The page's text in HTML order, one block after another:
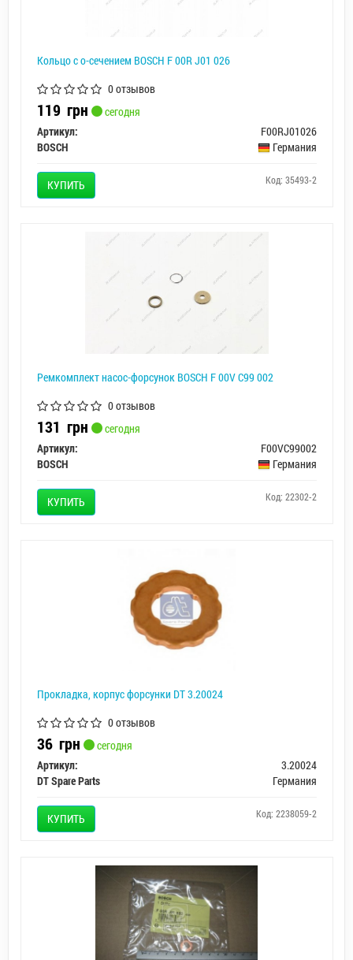
Кольцо с о-сечением BOSCH F 00R J01 026
0 отзывов
119 грн
сегодня
Артикул:
F00RJ01026
BOSCH
Германия
КУПИТЬ Код: 35493-2
Ремкомплект насос-форсунок BOSCH F 00V C99 002
0 отзывов
131 грн
сегодня
Артикул:
F00VC99002
BOSCH
Германия
КУПИТЬ Код: 22302-2
Прокладка, корпус форсунки DT 3.20024
0 отзывов
36 грн
сегодня
Артикул:
3.20024
DT Spare Parts
Германия
КУПИТЬ Код: 2238059-2